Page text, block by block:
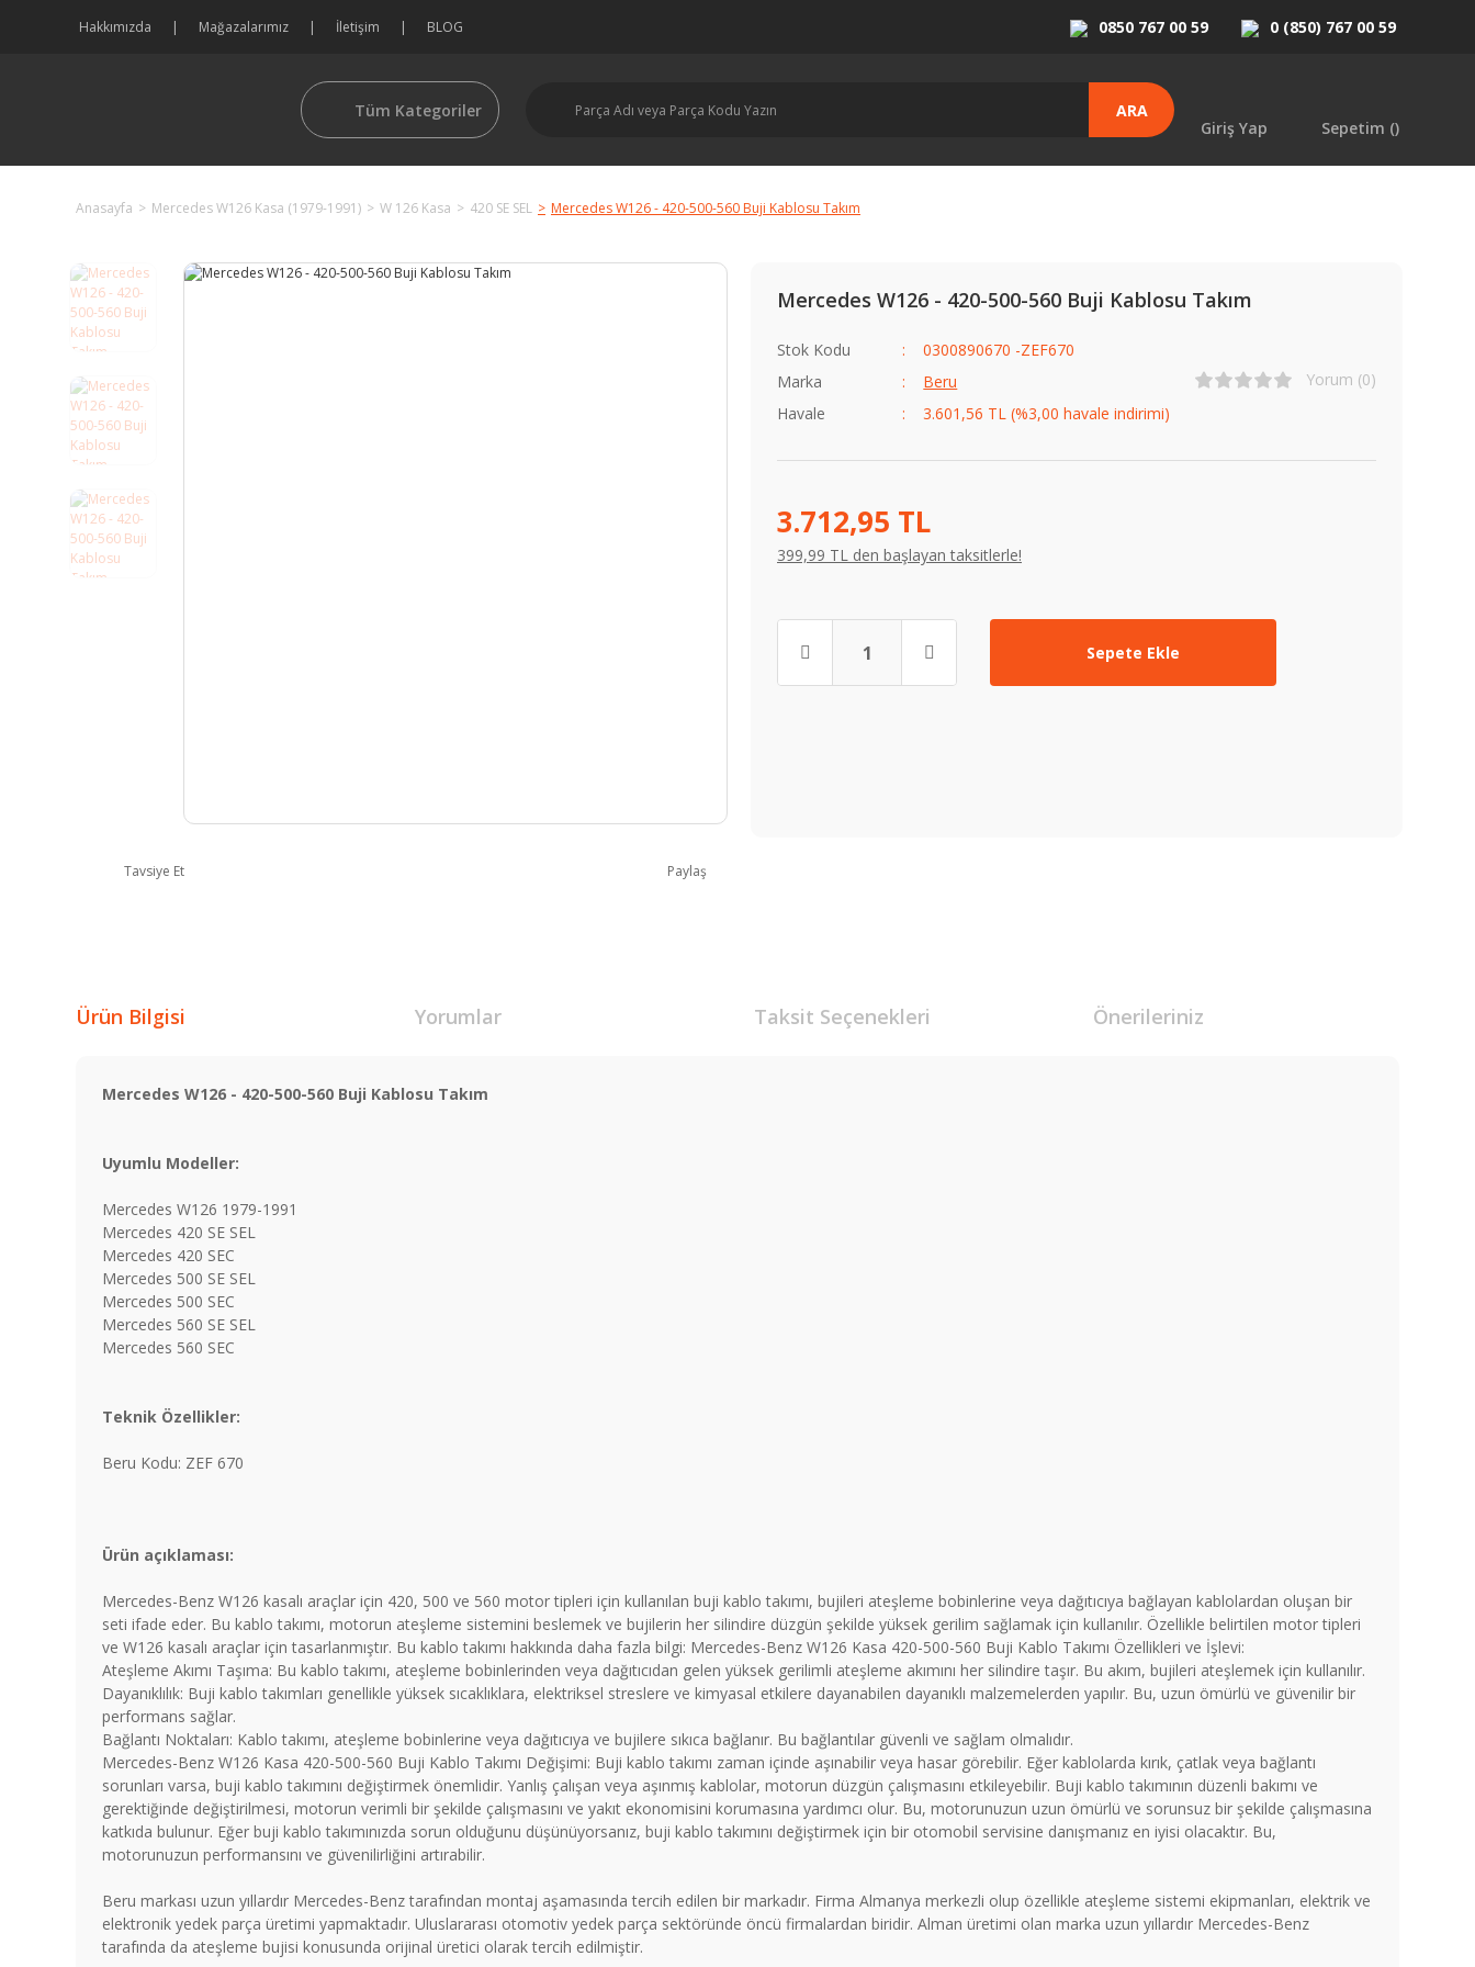
Hakkımızda Mağazalarımız İletişim BLOG 0850 767 00 59 0 (850) 767 00 59
Tüm Kategoriler
ARA
Giriş Yap
Sepetim ()
Anasayfa Mercedes W126 Kasa (1979-1991) W 126 Kasa 420 SE SEL Mercedes W126 - 420-500-560 Buji Kablosu Takım
Tavsiye Et Paylaş
Mercedes W126 - 420-500-560 Buji Kablosu Takım
Stok Kodu
0300890670 -ZEF670
Marka
Beru
Havale
3.601,56 TL (%3,00 havale indirimi)
Yorum (0)
3.712,95 TL
399,99 TL den başlayan taksitlerle!
Sepete Ekle
Ürün Bilgisi Yorumlar Taksit Seçenekleri Önerileriniz
Mercedes W126 - 420-500-560 Buji Kablosu Takım
Uyumlu Modeller:
Mercedes W126 1979-1991
Mercedes 420 SE SEL
Mercedes 420 SEC
Mercedes 500 SE SEL
Mercedes 500 SEC
Mercedes 560 SE SEL
Mercedes 560 SEC
Teknik Özellikler:
Beru Kodu: ZEF 670
Ürün açıklaması:
Mercedes-Benz W126 kasalı araçlar için 420, 500 ve 560 motor tipleri için kullanılan buji kablo takımı, bujileri ateşleme bobinlerine veya dağıtıcıya bağlayan kablolardan oluşan bir
seti ifade eder. Bu kablo takımı, motorun ateşleme sistemini beslemek ve bujilerin her silindire düzgün şekilde yüksek gerilim sağlamak için kullanılır. Özellikle belirtilen motor tipleri
ve W126 kasalı araçlar için tasarlanmıştır. Bu kablo takımı hakkında daha fazla bilgi: Mercedes-Benz W126 Kasa 420-500-560 Buji Kablo Takımı Özellikleri ve İşlevi:
Ateşleme Akımı Taşıma: Bu kablo takımı, ateşleme bobinlerinden veya dağıtıcıdan gelen yüksek gerilimli ateşleme akımını her silindire taşır. Bu akım, bujileri ateşlemek için kullanılır.
Dayanıklılık: Buji kablo takımları genellikle yüksek sıcaklıklara, elektriksel streslere ve kimyasal etkilere dayanabilen dayanıklı malzemelerden yapılır. Bu, uzun ömürlü ve güvenilir bir
performans sağlar.
Bağlantı Noktaları: Kablo takımı, ateşleme bobinlerine veya dağıtıcıya ve bujilere sıkıca bağlanır. Bu bağlantılar güvenli ve sağlam olmalıdır.
Mercedes-Benz W126 Kasa 420-500-560 Buji Kablo Takımı Değişimi: Buji kablo takımı zaman içinde aşınabilir veya hasar görebilir. Eğer kablolarda kırık, çatlak veya bağlantı
sorunları varsa, buji kablo takımını değiştirmek önemlidir. Yanlış çalışan veya aşınmış kablolar, motorun düzgün çalışmasını etkileyebilir. Buji kablo takımının düzenli bakımı ve
gerektiğinde değiştirilmesi, motorun verimli bir şekilde çalışmasını ve yakıt ekonomisini korumasına yardımcı olur. Bu, motorunuzun uzun ömürlü ve sorunsuz bir şekilde çalışmasına
katkıda bulunur. Eğer buji kablo takımınızda sorun olduğunu düşünüyorsanız, buji kablo takımını değiştirmek için bir otomobil servisine danışmanız en iyisi olacaktır. Bu,
motorunuzun performansını ve güvenilirliğini artırabilir.
Beru markası uzun yıllardır Mercedes-Benz tarafından montaj aşamasında tercih edilen bir markadır. Firma Almanya merkezli olup özellikle ateşleme sistemi ekipmanları, elektrik ve
elektronik yedek parça üretimi yapmaktadır. Uluslararası otomotiv yedek parça sektöründe öncü firmalardan biridir. Alman üretimi olan marka uzun yıllardır Mercedes-Benz
tarafında da ateşleme bujisi konusunda orijinal üretici olarak tercih edilmiştir.